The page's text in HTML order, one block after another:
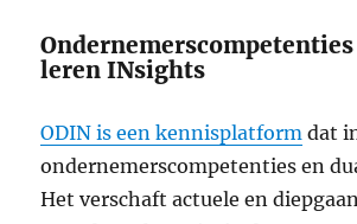
Ondernemerscompetenties
leren INsights
ODIN is een kennisplatform dat
ondernemerscompetenties en
Het verschaft actuele en